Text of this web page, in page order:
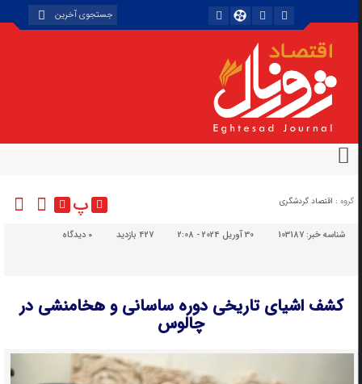
گروه : اقتصاد گردشگری پ
شناسه خبر:103187 30 آوریل 2024 - 2:08 427 بازدید دیدگاه
کشف اشیای تاریخی دوره ساسانی و هخامنشی در
چالوس